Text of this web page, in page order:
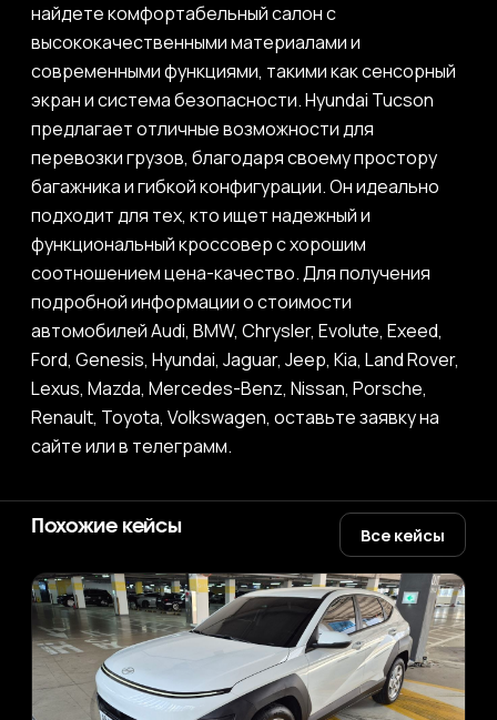
найдете комфортабельный салон с
высококачественными материалами и
современными функциями, такими как сенсорный
экран и система безопасности. Hyundai Tucson
предлагает отличные возможности для
перевозки грузов, благодаря своему простору
багажника и гибкой конфигурации. Он идеально
подходит для тех, кто ищет надежный и
функциональный кроссовер с хорошим
соотношением цена-качество. Для получения
подробной информации о стоимости
автомобилей Audi, BMW, Chrysler, Evolute, Exeed,
Ford, Genesis, Hyundai, Jaguar, Jeep, Kia, Land Rover,
Lexus, Mazda, Mercedes-Benz, Nissan, Porsche,
Renault, Toyota, Volkswagen, оставьте заявку на
сайте или в телеграмм.
Похожие кейсы Все кейсы